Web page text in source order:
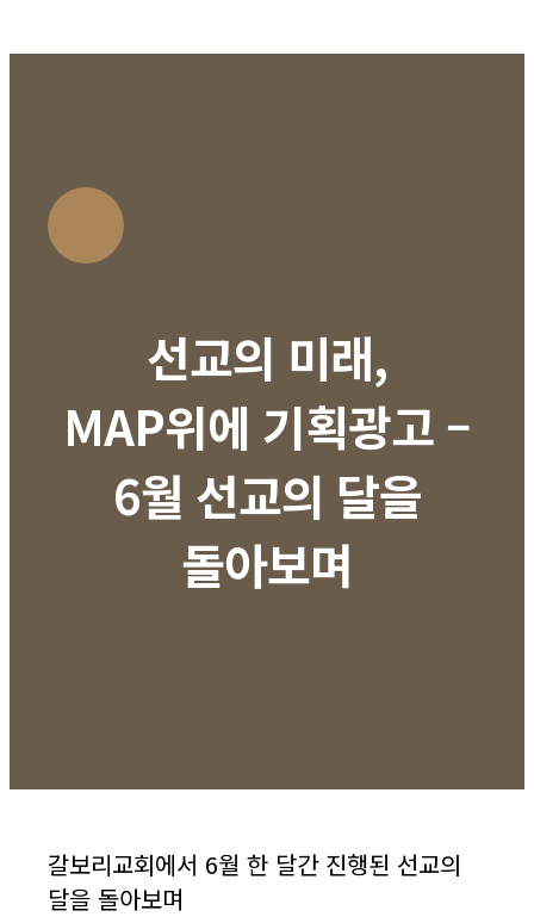
선교의 미래,
MAP위에 기획광고 –
6월 선교의 달을
돌아보며
갈보리교회에서 6월 한 달간 진행된 선교의
달을 돌아보며